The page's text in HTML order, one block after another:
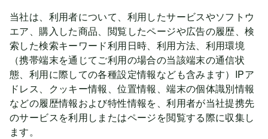
当社は、利用者について、利用したサービスやソフトウ
エア、購入した商品、閲覧したページや広告の履歴、検
索した検索キーワード利用日時、利用方法、利用環境
（携帯端末を通じてご利用の場合の当該端末の通信状
態、利用に際しての各種設定情報なども含みます）IPア
ドレス、クッキー情報、位置情報、端末の個体識別情報
などの履歴情報および特性情報を、利用者が当社提携先
のサービスを利用しまたはページを閲覧する際に収集し
ます。